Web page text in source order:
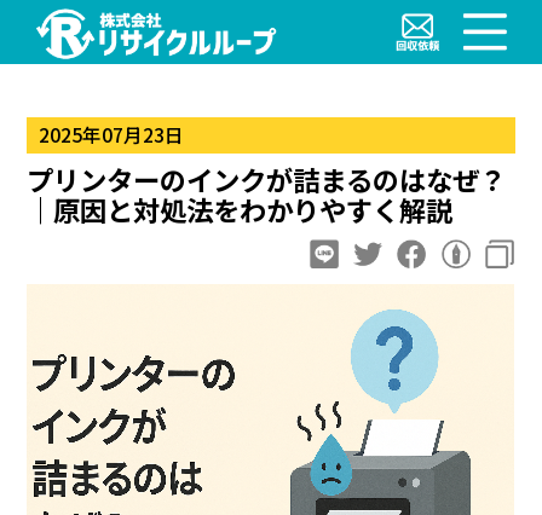
2025年07月23日
プリンターのインクが詰まるのはなぜ？
｜原因と対処法をわかりやすく解説